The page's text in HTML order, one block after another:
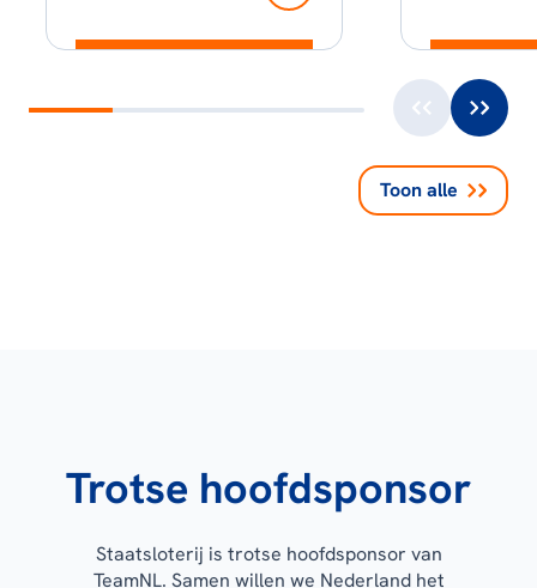
Toon alle
Trotse hoofdsponsor
Staatsloterij is trotse hoofdsponsor van
TeamNL. Samen willen we Nederland het